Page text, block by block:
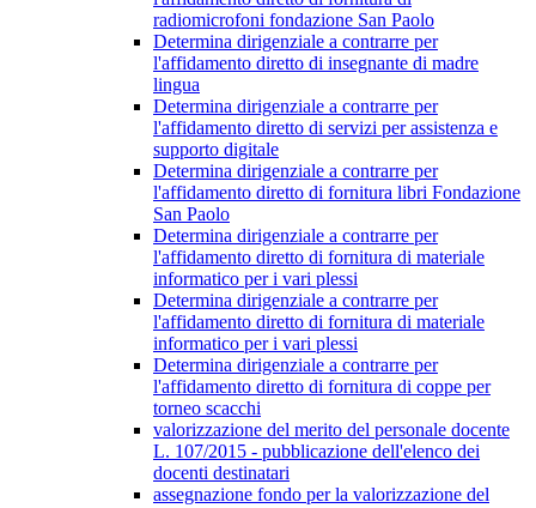
radiomicrofoni fondazione San Paolo
Determina dirigenziale a contrarre per
l'affidamento diretto di insegnante di madre
lingua
Determina dirigenziale a contrarre per
l'affidamento diretto di servizi per assistenza e
supporto digitale
Determina dirigenziale a contrarre per
l'affidamento diretto di fornitura libri Fondazione
San Paolo
Determina dirigenziale a contrarre per
l'affidamento diretto di fornitura di materiale
informatico per i vari plessi
Determina dirigenziale a contrarre per
l'affidamento diretto di fornitura di materiale
informatico per i vari plessi
Determina dirigenziale a contrarre per
l'affidamento diretto di fornitura di coppe per
torneo scacchi
valorizzazione del merito del personale docente
L. 107/2015 - pubblicazione dell'elenco dei
docenti destinatari
assegnazione fondo per la valorizzazione del